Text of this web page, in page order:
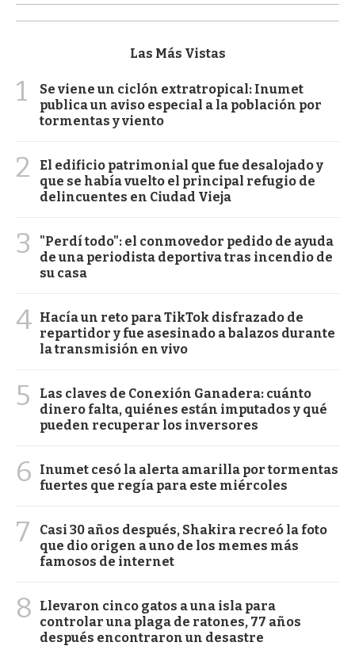
Las Más Vistas
1
Se viene un ciclón extratropical: Inumet
publica un aviso especial a la población por
tormentas y viento
2
El edificio patrimonial que fue desalojado y
que se había vuelto el principal refugio de
delincuentes en Ciudad Vieja
3
"Perdí todo": el conmovedor pedido de ayuda
de una periodista deportiva tras incendio de
su casa
4 Hacía un reto para TikTok disfrazado de
repartidor y fue asesinado a balazos durante
la transmisión en vivo
5
Las claves de Conexión Ganadera: cuánto
dinero falta, quiénes están imputados y qué
pueden recuperar los inversores
6
Inumet cesó la alerta amarilla por tormentas
fuertes que regía para este miércoles
7
Casi 30 años después, Shakira recreó la foto
que dio origen a uno de los memes más
famosos de internet
8
Llevaron cinco gatos a una isla para
controlar una plaga de ratones, 77 años
después encontraron un desastre